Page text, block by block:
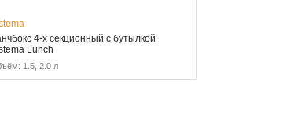
4-х секционный с бутылкой
Lunch
1.5, 2.0 л